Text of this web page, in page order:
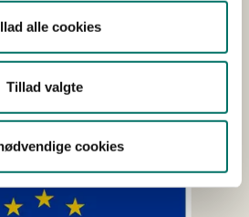
alle cookies
Tillad valgte
cookies
velkommen til at kontakte